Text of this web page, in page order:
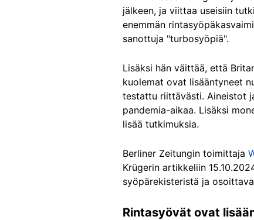
jälkeen, ja viittaa useisiin
enemmän
sanottuja "turbosyöpiä".
Lisäksi hän väittää, että
kuolemat ovat lisääntyneet
testattu riittävästi. Aineistot
pandemia-aikaa. Lisäksi
lisää tutkimuksia.
Berliner Zeitungin toimittaja
Krügerin artikkeliin
syöpärekisteristä ja
Rintasyövät ovat